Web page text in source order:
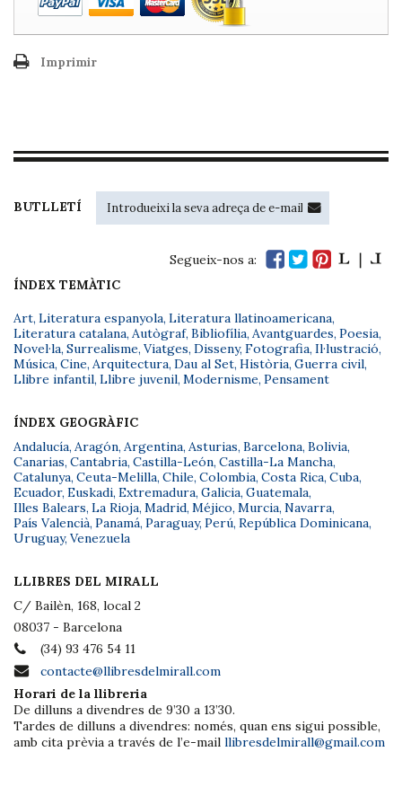
Imprimir
BUTLLETÍ
Segueix-nos a:
ÍNDEX TEMÀTIC
Art, Literatura espanyola, Literatura llatinoamericana,
Literatura catalana, Autògraf, Bibliofília, Avantguardes, Poesia,
Novel·la, Surrealisme, Viatges, Disseny, Fotografia, Il·lustració,
Música, Cine, Arquitectura, Dau al Set, Història, Guerra civil,
Llibre infantil, Llibre juvenil, Modernisme, Pensament
ÍNDEX GEOGRÀFIC
Andalucía, Aragón, Argentina, Asturias, Barcelona, Bolivia,
Canarias, Cantabria, Castilla-León, Castilla-La Mancha,
Catalunya, Ceuta-Melilla, Chile, Colombia, Costa Rica, Cuba,
Ecuador, Euskadi, Extremadura, Galicia, Guatemala,
Illes Balears, La Rioja, Madrid, Méjico, Murcia, Navarra,
País Valencià, Panamá, Paraguay, Perú, República Dominicana,
Uruguay, Venezuela
LLIBRES DEL MIRALL
C/ Bailèn, 168, local 2
08037 - Barcelona
(34) 93 476 54 11
contacte@llibresdelmirall.com
Horari de la llibreria
De dilluns a divendres de 9’30 a 13’30.
Tardes de dilluns a divendres: només, quan ens sigui possible,
amb cita prèvia a través de l’e-mail llibresdelmirall@gmail.com